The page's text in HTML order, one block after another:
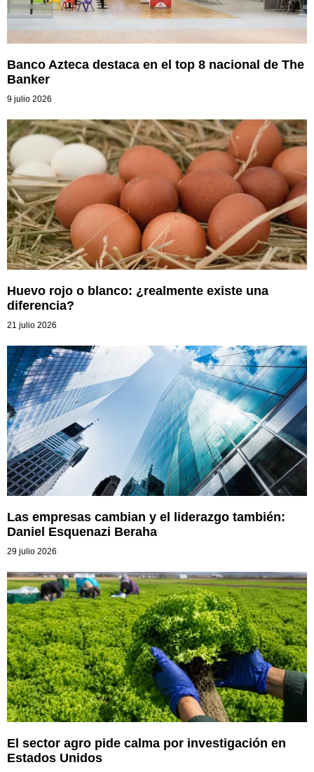
Banco Azteca destaca en el top 8 nacional de The
Banker
9 julio 2026
Huevo rojo o blanco: ¿realmente existe una
diferencia?
21 julio 2026
Las empresas cambian y el liderazgo también:
Daniel Esquenazi Beraha
29 julio 2026
El sector agro pide calma por investigación en
Estados Unidos